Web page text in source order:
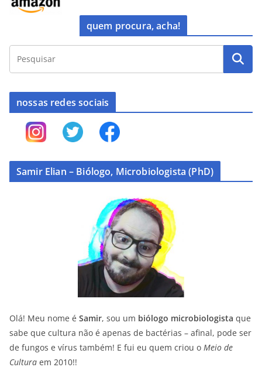
quem procura, acha!
nossas redes sociais
Samir Elian – Biólogo, Microbiologista (PhD)
Olá! Meu nome é Samir, sou um biólogo microbiologista que
sabe que cultura não é apenas de bactérias – afinal, pode ser
de fungos e vírus também! E fui eu quem criou o Meio de
Cultura em 2010!!